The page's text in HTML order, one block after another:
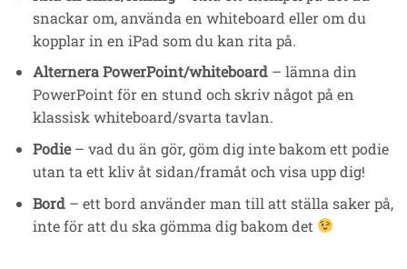
snackar om, använda en whiteboard eller om du
kopplar in en iPad som du kan rita på.
Alternera PowerPoint/whiteboard– lämna din
PowerPoint för en stund och skriv något på en
klassisk whiteboard/svarta tavlan.
Podie– vad du än gör, göm dig inte bakom ett podie
utan ta ett kliv åt sidan/framåt och visa upp dig!
Bord – ett bord använder man till att ställa saker på,
inte för att du ska gömma dig bakom det